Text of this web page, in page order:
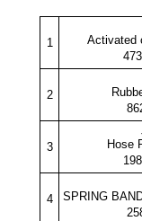
1
Activated
2
3
Hose
4
SPRING